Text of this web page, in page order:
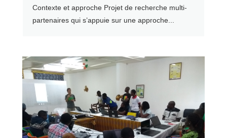
Contexte et approche Projet de recherche multi-
partenaires qui s’appuie sur une approche...